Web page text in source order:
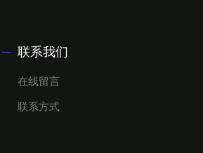
联系我们
在线留言
联系方式